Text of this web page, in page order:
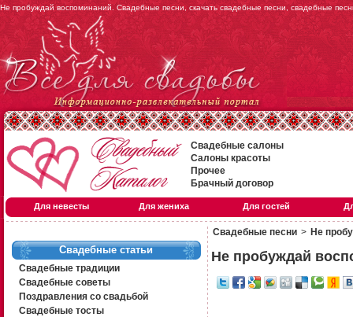
Не пробуждай воспоминаний. Свадебные песни, скачать свадебные песни, свадебные
Свадебные салоны
Салоны красоты
Прочее
Брачный договор
Для невесты Для жениха Для гостей
Свадебные статьи
Свадебные традиции
Свадебные советы
Поздравления со свадьбой
Свадебные тосты
Свадебные песни > Не
Не пробуждай